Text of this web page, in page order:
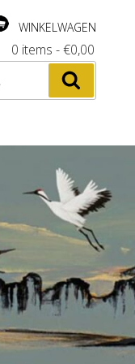
WINKELWAGEN
-€0,00
0 items